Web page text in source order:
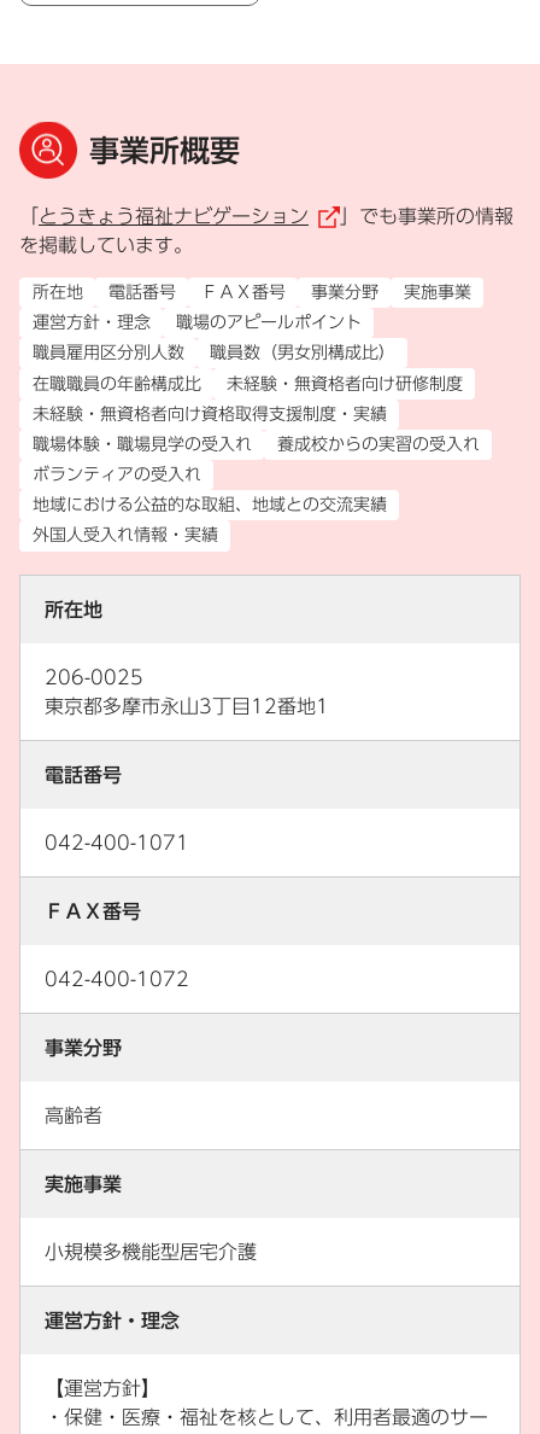
事業所概要
とうきょう福祉ナビゲーション （外部リンク）
」でも事業所の情報
を掲載しています。
所在地 電話番号 ＦＡＸ番号 事業分野
実施事業
運営方針・理念
職場のアピールポイント
職員雇用区分別人数
職員数（男女別構成比）
在職職員の年齢構成比
未経験・無資格者向け研修制度
未経験・無資格者向け資格取得支援制度・実績
職場体験・職場見学の受入れ
養成校からの実習の受入れ
ボランティアの受入れ
地域における公益的な取組、地域との交流実績
外国人受入れ情報・実績
所在地
206-0025
東京都多摩市永山3丁目12番地1
電話番号
042-400-1071
ＦＡＸ番号
042-400-1072
事業分野
高齢者
実施事業
小規模多機能型居宅介護
運営方針・理念
【運営方針】
・保健・医療・福祉を核として、利用者最適のサー